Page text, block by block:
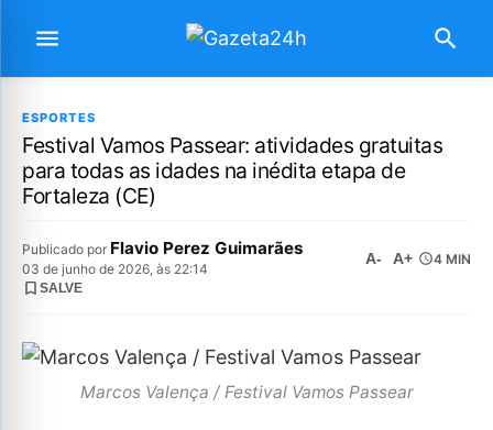
ESPORTES
Festival Vamos Passear: atividades gratuitas
para todas as idades na inédita etapa de
Fortaleza (CE)
Publicado por Flavio Perez Guimarães
03 de junho de 2026, às 22:14
A- A+ 4 MIN
SALVE
Marcos Valença / Festival Vamos Passear